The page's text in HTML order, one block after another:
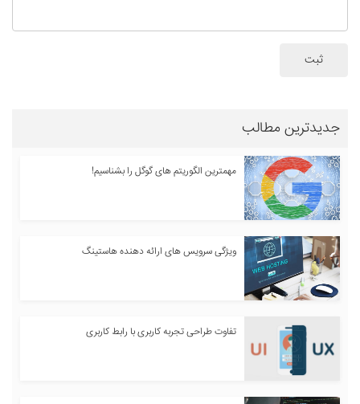
ثبت
جدیدترین مطالب
مهمترین الگوریتم های گوگل را بشناسیم!
ویژگی سرویس های ارائه دهنده هاستینگ
تفاوت طراحی تجربه کاربری با رابط کاربری